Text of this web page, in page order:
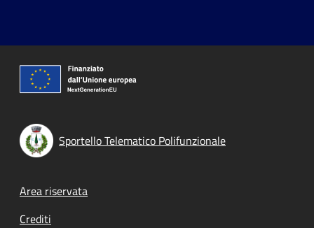
Sportello Telematico Polifunzionale
Footer menu
Area riservata
Crediti